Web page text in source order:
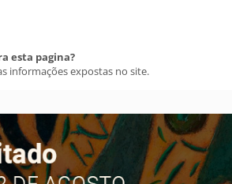
esta pagina?
informações expostas no site.